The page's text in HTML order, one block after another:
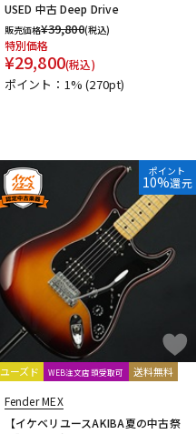
USED 中古 Deep Drive
販売価格¥39,800(税込)
特別価格
¥29,800(税込)
ポイント：1%(270pt)
ポイント
10%還元
ユーズド WEB注文店頭受取可 送料無料
Fender MEX
【イケベリユースAKIBA夏の中古祭